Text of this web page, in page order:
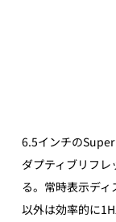
6.5インチの
ダプティブリフ
る。常時表示デ
以外は効率的に